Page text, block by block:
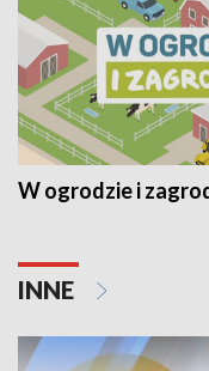
W ogrodzie i
INNE